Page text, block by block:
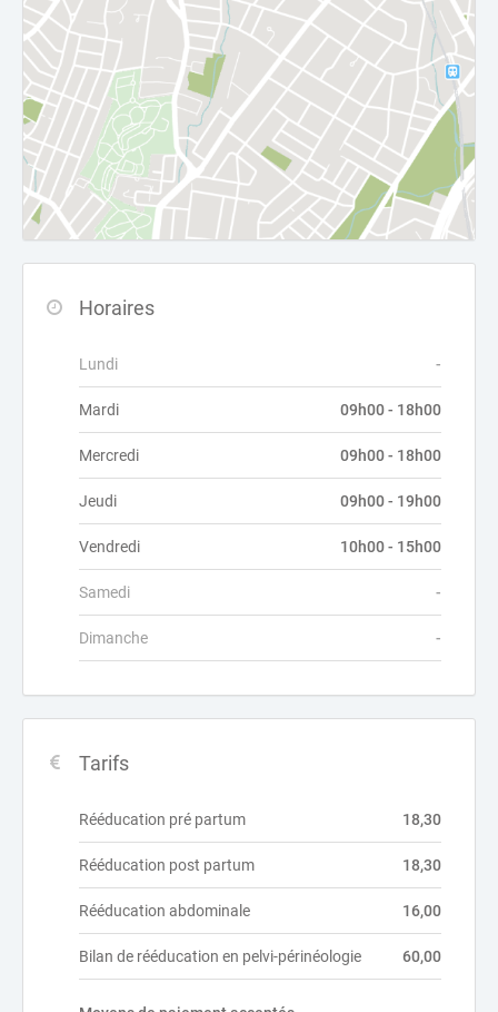
Horaires
Lundi -
Mardi 09h00 - 18h00
Mercredi 09h00 - 18h00
Jeudi 09h00 - 19h00
Vendredi 10h00 - 15h00
Samedi -
Dimanche -
Tarifs
Rééducation pré partum 18,30
Rééducation post partum 18,30
Rééducation abdominale 16,00
Bilan de rééducation en pelvi-périnéologie 60,00